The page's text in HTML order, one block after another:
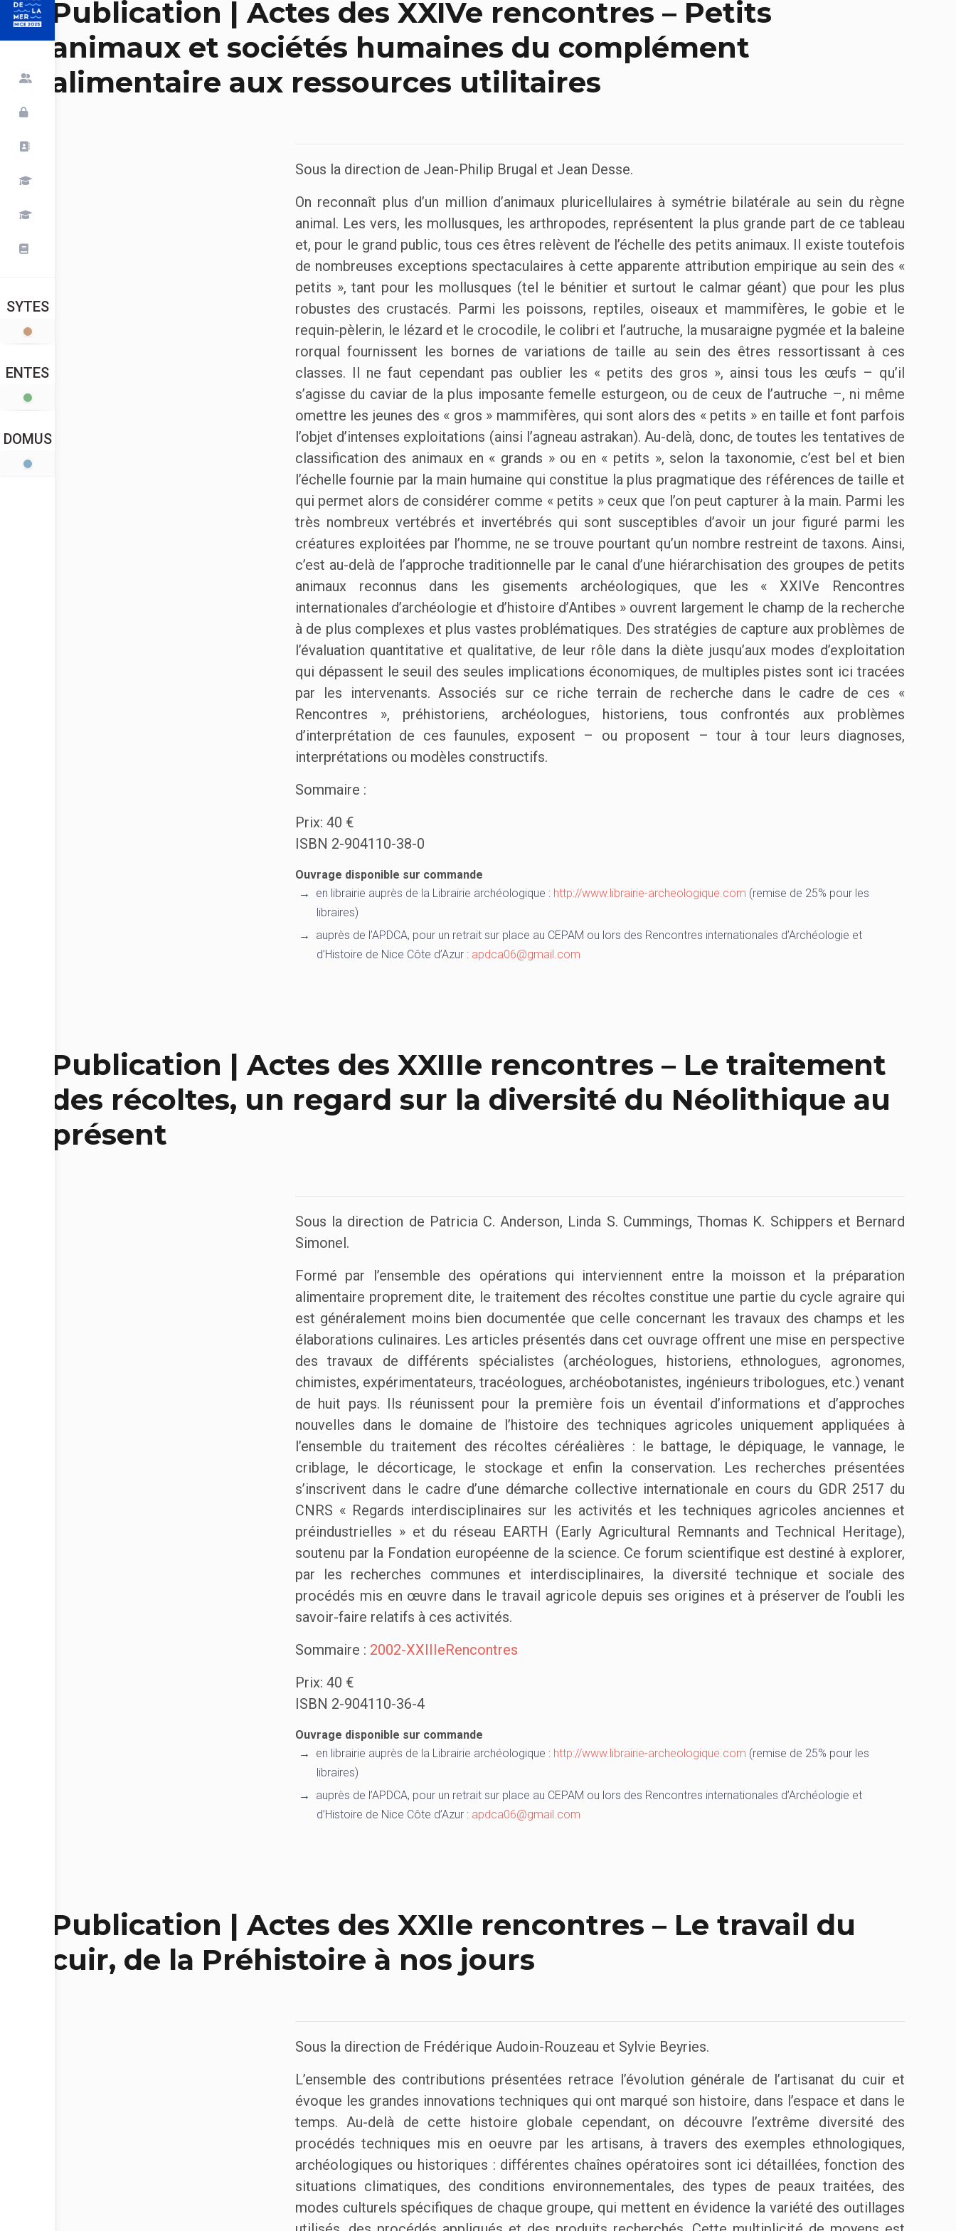
SYTES
ENTES
DOMUS
Publication | Actes des XXIVe rencontres – Petits
animaux et sociétés humaines du complément
alimentaire aux ressources utilitaires
Sous la direction de Jean-Philip Brugal et Jean Desse.
On reconnaît plus d’un million d’animaux pluricellulaires à symétrie bilatérale au sein du règne
animal. Les vers, les mollusques, les arthropodes, représentent la plus grande part de ce tableau
et, pour le grand public, tous ces êtres relèvent de l’échelle des petits animaux. Il existe toutefois
de nombreuses exceptions spectaculaires à cette apparente attribution empirique au sein des «
petits », tant pour les mollusques (tel le bénitier et surtout le calmar géant) que pour les plus
robustes des crustacés. Parmi les poissons, reptiles, oiseaux et mammifères, le gobie et le
requin-pèlerin, le lézard et le crocodile, le colibri et l’autruche, la musaraigne pygmée et la baleine
rorqual fournissent les bornes de variations de taille au sein des êtres ressortissant à ces
classes. Il ne faut cependant pas oublier les « petits des gros », ainsi tous les œufs – qu’il
s’agisse du caviar de la plus imposante femelle esturgeon, ou de ceux de l’autruche –, ni même
omettre les jeunes des « gros » mammifères, qui sont alors des « petits » en taille et font parfois
l’objet d’intenses exploitations (ainsi l’agneau astrakan). Au-delà, donc, de toutes les tentatives de
classification des animaux en « grands » ou en « petits », selon la taxonomie, c’est bel et bien
l’échelle fournie par la main humaine qui constitue la plus pragmatique des références de taille et
qui permet alors de considérer comme « petits » ceux que l’on peut capturer à la main. Parmi les
très nombreux vertébrés et invertébrés qui sont susceptibles d’avoir un jour figuré parmi les
créatures exploitées par l’homme, ne se trouve pourtant qu’un nombre restreint de taxons. Ainsi,
c’est au-delà de l’approche traditionnelle par le canal d’une hiérarchisation des groupes de petits
animaux reconnus dans les gisements archéologiques, que les « XXIVe Rencontres
internationales d’archéologie et d’histoire d’Antibes » ouvrent largement le champ de la recherche
à de plus complexes et plus vastes problématiques. Des stratégies de capture aux problèmes de
l’évaluation quantitative et qualitative, de leur rôle dans la diète jusqu’aux modes d’exploitation
qui dépassent le seuil des seules implications économiques, de multiples pistes sont ici tracées
par les intervenants. Associés sur ce riche terrain de recherche dans le cadre de ces «
Rencontres », préhistoriens, archéologues, historiens, tous confrontés aux problèmes
d’interprétation de ces faunules, exposent – ou proposent – tour à tour leurs diagnoses,
interprétations ou modèles constructifs.
Sommaire :
Prix: 40 €
ISBN 2-904110-38-0
Ouvrage disponible sur commande
en librairie auprès de la Librairie archéologique : http://www.librairie-archeologique.com (remise de 25% pour les
libraires)
auprès de l’APDCA, pour un retrait sur place au CEPAM ou lors des Rencontres internationales d’Archéologie et
d’Histoire de Nice Côte d’Azur : apdca06@gmail.com
Publication | Actes des XXIIIe rencontres – Le traitement
des récoltes, un regard sur la diversité du Néolithique au
présent
Sous la direction de Patricia C. Anderson, Linda S. Cummings, Thomas K. Schippers et Bernard
Simonel.
Formé par l’ensemble des opérations qui interviennent entre la moisson et la préparation
alimentaire proprement dite, le traitement des récoltes constitue une partie du cycle agraire qui
est généralement moins bien documentée que celle concernant les travaux des champs et les
élaborations culinaires. Les articles présentés dans cet ouvrage offrent une mise en perspective
des travaux de différents spécialistes (archéologues, historiens, ethnologues, agronomes,
chimistes, expérimentateurs, tracéologues, archéobotanistes, ingénieurs tribologues, etc.) venant
de huit pays. Ils réunissent pour la première fois un éventail d’informations et d’approches
nouvelles dans le domaine de l’histoire des techniques agricoles uniquement appliquées à
l’ensemble du traitement des récoltes céréalières : le battage, le dépiquage, le vannage, le
criblage, le décorticage, le stockage et enfin la conservation. Les recherches présentées
s’inscrivent dans le cadre d’une démarche collective internationale en cours du GDR 2517 du
CNRS « Regards interdisciplinaires sur les activités et les techniques agricoles anciennes et
préindustrielles » et du réseau EARTH (Early Agricultural Remnants and Technical Heritage),
soutenu par la Fondation européenne de la science. Ce forum scientifique est destiné à explorer,
par les recherches communes et interdisciplinaires, la diversité technique et sociale des
procédés mis en œuvre dans le travail agricole depuis ses origines et à préserver de l’oubli les
savoir-faire relatifs à ces activités.
Sommaire : 2002-XXIIIeRencontres
Prix: 40 €
ISBN 2-904110-36-4
Ouvrage disponible sur commande
en librairie auprès de la Librairie archéologique : http://www.librairie-archeologique.com (remise de 25% pour les
libraires)
auprès de l’APDCA, pour un retrait sur place au CEPAM ou lors des Rencontres internationales d’Archéologie et
d’Histoire de Nice Côte d’Azur : apdca06@gmail.com
Publication | Actes des XXIIe rencontres – Le travail du
cuir, de la Préhistoire à nos jours
Sous la direction de Frédérique Audoin-Rouzeau et Sylvie Beyries.
L’ensemble des contributions présentées retrace l’évolution générale de l’artisanat du cuir et
évoque les grandes innovations techniques qui ont marqué son histoire, dans l’espace et dans le
temps. Au-delà de cette histoire globale cependant, on découvre l’extrême diversité des
procédés techniques mis en oeuvre par les artisans, à travers des exemples ethnologiques,
archéologiques ou historiques : différentes chaînes opératoires sont ici détaillées, fonction des
situations climatiques, des conditions environnementales, des types de peaux traitées, des
modes culturels spécifiques de chaque groupe, qui mettent en évidence la variété des outillages